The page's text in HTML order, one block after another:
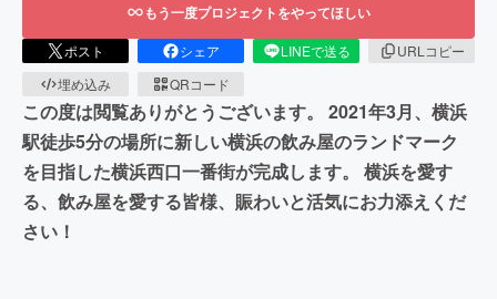
もう一度プロジェクトをやってほしい
ポスト シェア LINEで送る
URLコピー
埋め込み
QRコード
この度は閲覧ありがとうございます。 2021年3月、横浜
駅徒歩5分の場所に新しい横浜の飲み屋のランドマーク
を目指した横浜西口一番街が完成します。 横浜を愛す
る、飲み屋を愛する皆様、賑わいと活気にお力添えくだ
さい！